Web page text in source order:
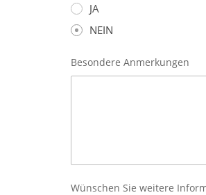
JA
NEIN
Besondere Anmerkungen
Wünschen Sie weitere